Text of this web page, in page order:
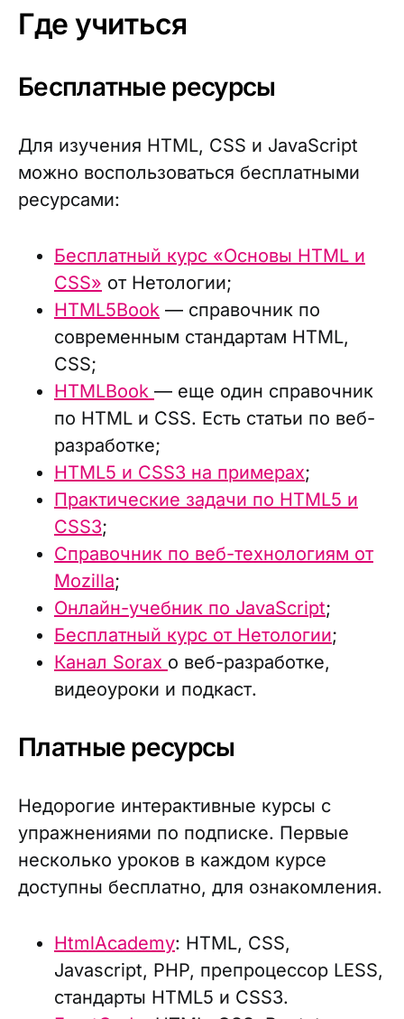
Где учиться
Бесплатные ресурсы
Для изучения HTML, CSS и JavaScript
можно воспользоваться бесплатными
ресурсами:
Бесплатный курс «Основы HTML и
CSS» от Нетологии;
HTML5Book — справочник по
современным стандартам HTML,
CSS;
HTMLBook — еще один справочник
по HTML и CSS. Есть статьи по веб-
разработке;
HTML5 и CSS3 на примерах;
Практические задачи по HTML5 и
CSS3;
Справочник по веб-технологиям от
Mozilla;
Онлайн-учебник по JavaScript;
Бесплатный курс от Нетологии;
Канал Sorax о веб-разработке,
видеоуроки и подкаст.
Платные ресурсы
Недорогие интерактивные курсы с
упражнениями по подписке. Первые
несколько уроков в каждом курсе
доступны бесплатно, для ознакомления.
HtmlAcademy: HTML, CSS,
Javascript, PHP, препроцессор LESS,
стандарты HTML5 и CSS3.